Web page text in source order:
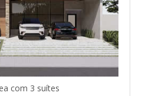
com 3 suítes